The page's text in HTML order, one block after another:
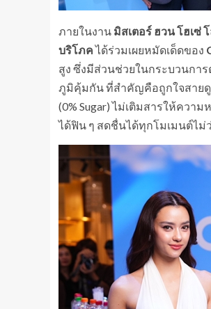
ภายในงาน มิสเตอร์ ฮวน โฮเซ่
บริโภคได้ร่วมเผยหมัดเด็ดของ
สูง ซึ่งมีส่วนช่วยในกระบวนกา
ภูมิคุ้มกัน ที่สำคัญคือถูกใจสาย
(0% Sugar) ไม่เติมสารให้ควา
ได้ฟิน ๆ สดชื่นได้ทุกโมเมนต์ไม่